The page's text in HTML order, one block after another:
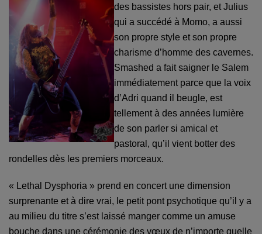
des bassistes hors pair, et Julius
qui a succédé à Momo, a aussi
son propre style et son propre
charisme d’homme des cavernes.
Smashed a fait saigner le Salem
immédiatement parce que la voix
d’Adri quand il beugle, est
tellement à des années lumière
de son parler si amical et
pastoral, qu’il vient botter des
rondelles dès les premiers morceaux.
« Lethal Dysphoria » prend en concert une dimension
surprenante et à dire vrai, le petit pont psychotique qu’il y a
au milieu du titre s’est laissé manger comme un amuse
bouche dans une cérémonie des vœux de n’importe quelle